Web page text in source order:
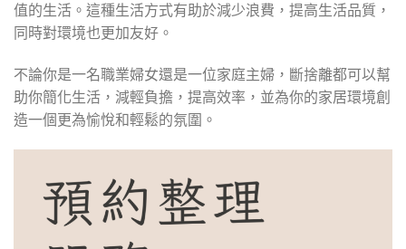
值的生活。這種生活方式有助於減少浪費，提高生活品質，
同時對環境也更加友好。
不論你是一名職業婦女還是一位家庭主婦，斷捨離都可以幫
助你簡化生活，減輕負擔，提高效率，並為你的家居環境創
造一個更為愉悅和輕鬆的氛圍。